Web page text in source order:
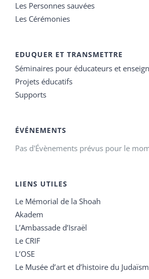
Les Personnes sauvées
Les Cérémonies
EDUQUER ET TRANSMETTRE
Séminaires pour éducateurs et
Projets éducatifs
Supports
ÉVÉNEMENTS
Pas d'Évènements prévus pour le
LIENS UTILES
Le Mémorial de la Shoah
Akadem
L’Ambassade d’Israël
Le CRIF
L’OSE
Le Musée d’art et d’histoire du